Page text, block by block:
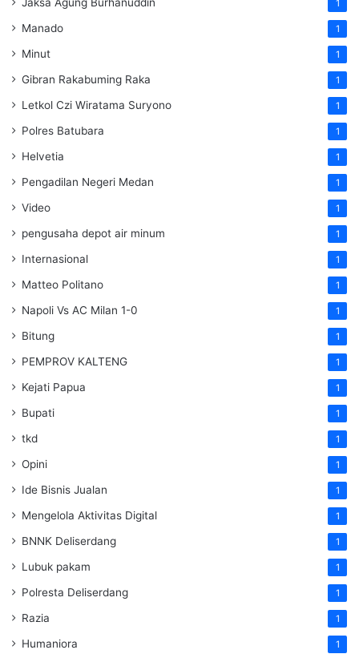
Jaksa Agung Burhanuddin 1
Manado 1
Minut 1
Gibran Rakabuming Raka 1
Letkol Czi Wiratama Suryono 1
Polres Batubara 1
Helvetia 1
Pengadilan Negeri Medan 1
Video 1
pengusaha depot air minum 1
Internasional 1
Matteo Politano 1
Napoli Vs AC Milan 1-0 1
Bitung 1
PEMPROV KALTENG 1
Kejati Papua 1
Bupati 1
tkd 1
Opini 1
Ide Bisnis Jualan 1
Mengelola Aktivitas Digital 1
BNNK Deliserdang 1
Lubuk pakam 1
Polresta Deliserdang 1
Razia 1
Humaniora 1